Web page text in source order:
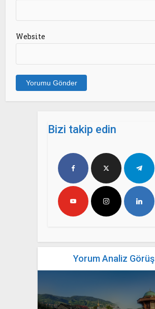
Website
Bizi takip edin
Yorum Analiz Görüş